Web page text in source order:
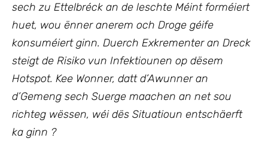
sech zu Ettelbréck an de leschte Méint forméiert
huet, wou ënner anerem och Droge géife
konsuméiert ginn. Duerch Exkrementer an Dreck
steigt de Risiko vun Infektiounen op dësem
Hotspot. Kee Wonner, datt d’Awunner an
d’Gemeng sech Suerge maachen an net sou
richteg wëssen, wéi dës Situatioun entschäerft
ka ginn ?